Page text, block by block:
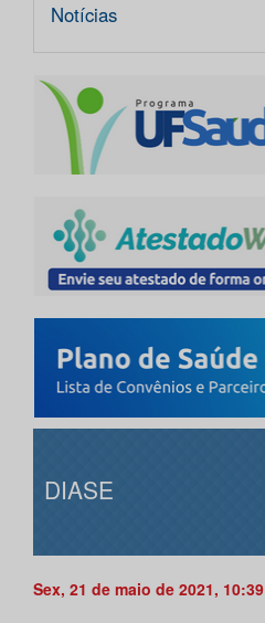
Notícias
DIASE
Sex, 21 de maio de 2021, 10:39